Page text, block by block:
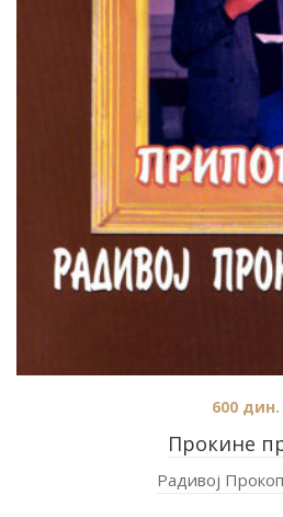
Прокине
600 дин.
Радивој